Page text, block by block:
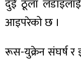
दुई ठूला लडाइँलाई
आइपरेको छ ।
रूस-युक्रेन संघर्ष र